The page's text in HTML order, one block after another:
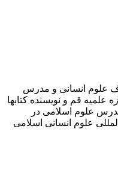
علوم انسانی و مدرس
قم و نویسنده کتابها
علوم اسلامی در
علوم انسانی اسلامی